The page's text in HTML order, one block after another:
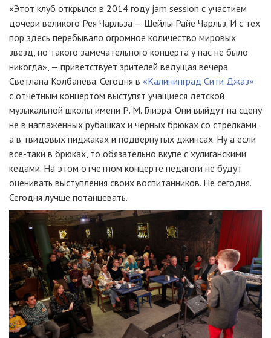
«Этот клуб открылся в 2014 году jam session с участием
дочери великого Рея Чарльза — Шейлы Райе Чарльз. И с тех
пор здесь перебывало огромное количество мировых
звезд, но такого замечательного концерта у нас не было
никогда», — приветствует зрителей ведущая вечера
Светлана Колбанёва. Сегодня в «Калининград Сити Джаз»
с отчётным концертом выступят учащиеся детской
музыкальной школы имени Р. М. Глиэра. Они выйдут на сцену
не в наглаженных рубашках и черных брюках со стрелками,
а в твидовых пиджаках и подвернутых джинсах. Ну а если
все-таки в брюках, то обязательно вкупе с хулиганскими
кедами. На этом отчетном концерте педагоги не будут
оценивать выступления своих воспитанников. Не сегодня.
Сегодня лучше потанцевать.